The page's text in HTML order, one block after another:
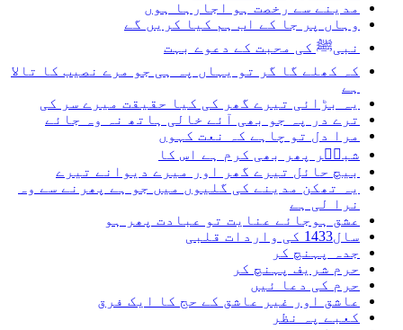
مدینے سے رخصت ہو اجارہا ہوں
وہاں پر جا کے اب ہم کیا کریں گے
نبیﷺ کی محبت کے دعوے بہت
کہ کھلے گا گر تو یہاں پہ ہی جو مرے نصیب کا تالا
ہے
یہ بڑائی تیرے گھر کی کیا حقیقت میرے سر کی
ترے در پہ جو بھی آئے خالی ہاتھ نہ وہ جائے
مرا دل تو چاہے کہ نعت کہوں
شبیؔر پھر بھی کرم ہے اس کا
بیچ حائل تیرے گھر اور میرے دیوانے تیرے
یہ تھکن مدینے کی گلیوں میں جو ہے پھرنے سے وہ
نرا لی ہے
عشق ہوجائے عنایت تو عبادت پھر ہو
سال1433 کی واردات قلبی
جدہ پہنچ کر
حرم شریف پہنچ کر
حرم کی دعا ئیں
عاشق اور غیر عاشق کے حج کا ایک فرق
کعبے پہ نظر